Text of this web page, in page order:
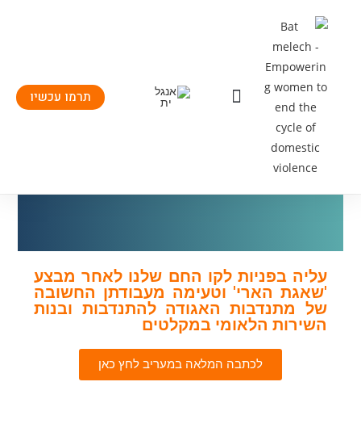
תרמו עכשיו
עליה בפניות לקו החם שלנו לאחר מבצע
'שאגת הארי' וטעימה מעבודתן החשובה
של מתנדבות האגודה להתנדבות ובנות
השירות הלאומי במקלטים
לכתבה המלאה במעריב לחץ כאן